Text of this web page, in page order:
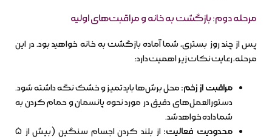
مرحله دوم: بازگشت به خانه و مراقبت‌های اولیه
پس از چند روز بستری، شما آماده بازگشت به خانه خواهید بود. در این
مرحله، رعایت نکات زیر اهمیت دارد:
مراقبت از زخم: محل برش‌ها باید تمیز و خشک نگه داشته شود.
دستورالعمل‌های دقیق در مورد نحوه پانسمان و حمام کردن به
شما داده خواهد شد.
محدودیت فعالیت:
از بلند کردن اجسام سنگین (بیش از ۵